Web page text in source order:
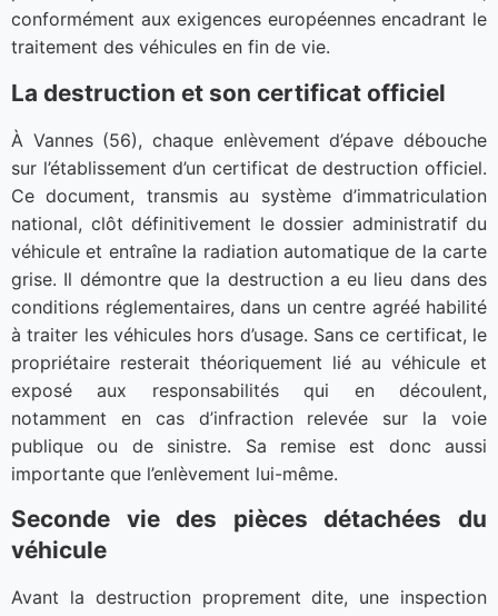
conformément aux exigences européennes encadrant le
traitement des véhicules en fin de vie.
La destruction et son certificat officiel
À Vannes (56), chaque enlèvement d’épave débouche
sur l’établissement d’un certificat de destruction officiel.
Ce document, transmis au système d’immatriculation
national, clôt définitivement le dossier administratif du
véhicule et entraîne la radiation automatique de la carte
grise. Il démontre que la destruction a eu lieu dans des
conditions réglementaires, dans un centre agréé habilité
à traiter les véhicules hors d’usage. Sans ce certificat, le
propriétaire resterait théoriquement lié au véhicule et
exposé aux responsabilités qui en découlent,
notamment en cas d’infraction relevée sur la voie
publique ou de sinistre. Sa remise est donc aussi
importante que l’enlèvement lui-même.
Seconde vie des pièces détachées du
véhicule
Avant la destruction proprement dite, une inspection